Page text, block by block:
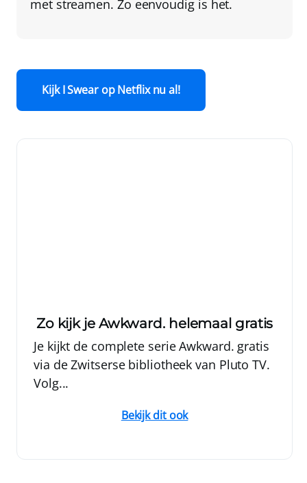
met streamen. Zo eenvoudig is het.
Kijk I Swear op Netflix nu al!
Zo kijk je Awkward. helemaal gratis
Je kijkt de complete serie Awkward. gratis
via de Zwitserse bibliotheek van Pluto TV.
Volg...
Bekijk dit ook